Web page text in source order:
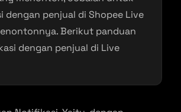
dengan penjual di Shopee Live
Berikut panduan
dengan penjual di Live